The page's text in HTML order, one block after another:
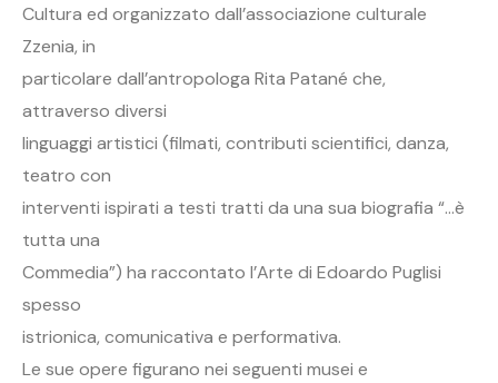
Cultura ed organizzato dall’associazione culturale
Zzenia, in
particolare dall’antropologa Rita Patané che,
attraverso diversi
linguaggi artistici (filmati, contributi scientifici, danza,
teatro con
interventi ispirati a testi tratti da una sua biografia “…è
tutta una
Commedia”) ha raccontato l’Arte di Edoardo Puglisi
spesso
istrionica, comunicativa e performativa.
Le sue opere figurano nei seguenti musei e